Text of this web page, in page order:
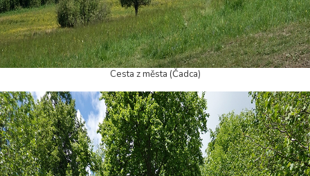
Cesta z města (Čadca)